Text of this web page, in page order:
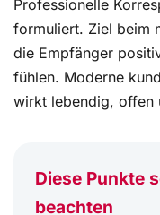
Professionelle
formuliert. Ziel beim
die Empfänger
fühlen. Moderne
wirkt lebendig, offen
Diese Punkte
beachten